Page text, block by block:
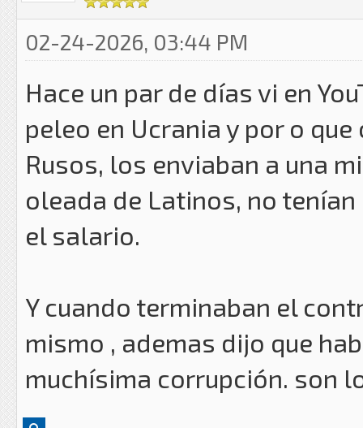
02-24-2026, 03:44 PM
Hace un par de días vi en
peleo en Ucrania y por o
Rusos, los enviaban a una
oleada de Latinos, no
el salario.
Y cuando terminaban el
mismo , ademas dijo que
muchísima corrupción. son